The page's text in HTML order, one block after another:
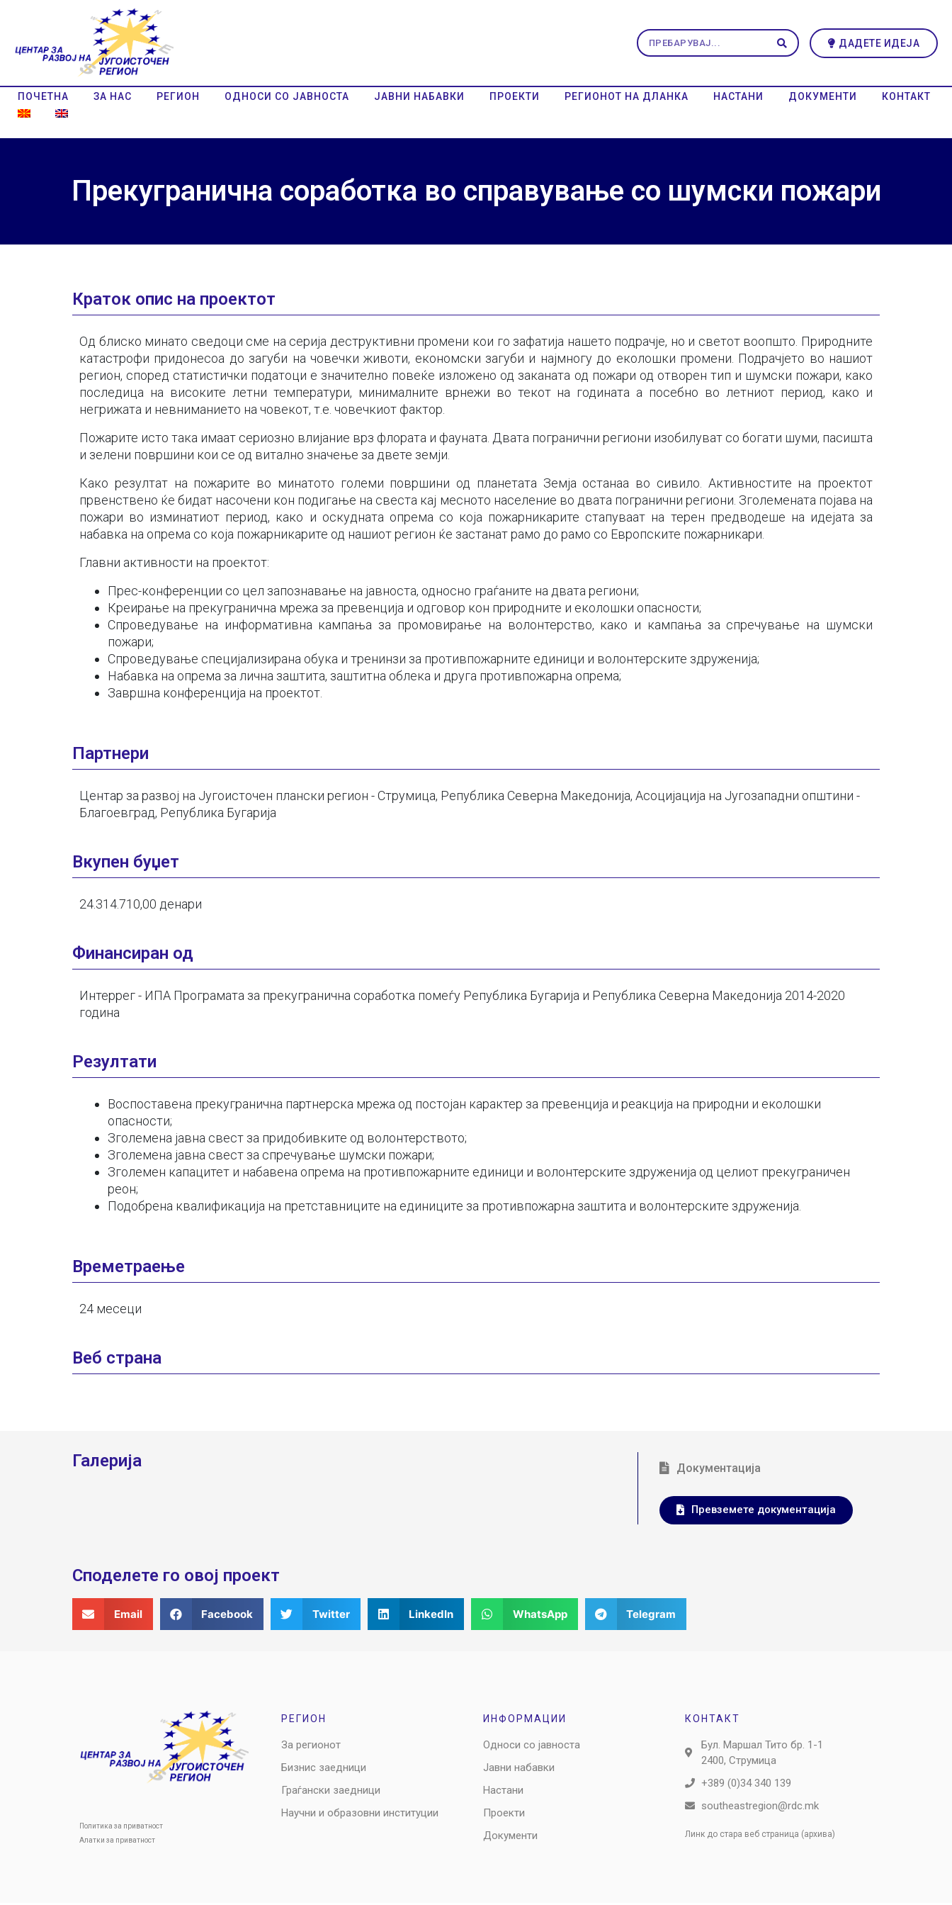
ДАДЕТЕ ИДЕЈА
ПОЧЕТНА ЗА НАС РЕГИОН ОДНОСИ СО ЈАВНОСТА ЈАВНИ НАБАВКИ ПРОЕКТИ РЕГИОНОТ НА ДЛАНКА НАСТАНИ ДОКУМЕНТИ КОНТАКТ
Прекугранична соработка во справување со шумски пожари
Краток опис на проектот
Од блиско минато сведоци сме на серија деструктивни промени кои го зафатија нашето подрачје, но и светот воопшто. Природните
катастрофи придонесоа до загуби на човечки животи, економски загуби и најмногу до еколошки промени. Подрачјето во нашиот
регион, според статистички податоци е значително повеќе изложено од заканата од пожари од отворен тип и шумски пожари, како
последица на високите летни температури, минималните врнежи во текот на годината а посебно во летниот период, како и
негрижата и невниманието на човекот, т.е. човечкиот фактор.
Пожарите исто така имаат сериозно влијание врз флората и фауната. Двата погранични региони изобилуват со богати шуми, пасишта
и зелени површини кои се од витално значење за двете земји.
Како резултат на пожарите во минатото големи површини од планетата Земја останаа во сивило. Активностите на проектот
првенствено ќе бидат насочени кон подигање на свеста кај месното население во двата погранични региони. Зголемената појава на
пожари во изминатиот период, како и оскудната опрема со која пожарникарите стапуваат на терен предводеше на идејата за
набавка на опрема со која пожарникарите од нашиот регион ќе застанат рамо до рамо со Европските пожарникари.
Главни активности на проектот:
Прес-конференции со цел запознавање на јавноста, односно граѓаните на двата региони;
Креирање на прекугранична мрежа за превенција и одговор кон природните и еколошки опасности;
Спроведување на информативна кампања за промовирање на волонтерство, како и кампања за спречување на шумски
пожари;
Спроведување специјализирана обука и тренинзи за противпожарните единици и волонтерските здруженија;
Набавка на опрема за лична заштита, заштитна облека и друга противпожарна опрема;
Завршна конференција на проектот.
Партнери
Центар за развој на Југоисточен плански регион - Струмица, Република Северна Македонија, Асоцијација на Југозападни општини -
Благоевград, Република Бугарија
Вкупен буџет
24.314.710,00 денари
Финансиран од
Интеррег - ИПА Програмата за прекугранична соработка помеѓу Република Бугарија и Република Северна Македонија 2014-2020
година
Резултати
Воспоставена прекугранична партнерска мрежа од постојан карактер за превенција и реакција на природни и еколошки
опасности;
Зголемена јавна свест за придобивките од волонтерството;
Зголемена јавна свест за спречување шумски пожари;
Зголемен капацитет и набавена опрема на противпожарните единици и волонтерските здруженија од целиот прекуграничен
реон;
Подобрена квалификација на претставниците на единиците за противпожарна заштита и волонтерските здруженија.
Времетраење
24 месеци
Веб страна
Галерија Документација
Превземете документација
Споделeте го овој проект
Email Facebook Twitter LinkedIn WhatsApp Telegram
Политика за приватност
Алатки за приватност
РЕГИОН
За регионот
Бизнис заедници
Граѓански заедници
Научни и образовни институции
ИНФОРМАЦИИ
Односи со јавноста
Јавни набавки
Настани
Проекти
Документи
КОНТАКТ
Бул. Маршал Тито бр. 1-1
2400, Струмица
+389 (0)34 340 139
southeastregion@rdc.mk
Линк до стара веб страница (архива)